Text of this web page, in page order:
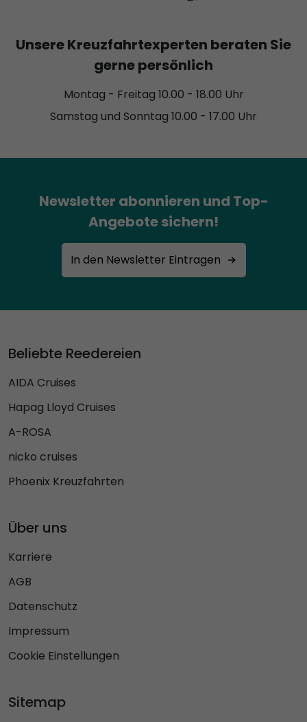
Unsere Kreuzfahrtexperten beraten Sie
gerne persönlich
Montag - Freitag 10.00 - 18.00 Uhr
Samstag und Sonntag 10.00 - 17.00 Uhr
Newsletter abonnieren und Top-
Angebote sichern!
In den Newsletter Eintragen
Beliebte Reedereien
AIDA Cruises
Hapag Lloyd Cruises
A-ROSA
nicko cruises
Phoenix Kreuzfahrten
Über uns
Karriere
AGB
Datenschutz
Impressum
Cookie Einstellungen
Sitemap